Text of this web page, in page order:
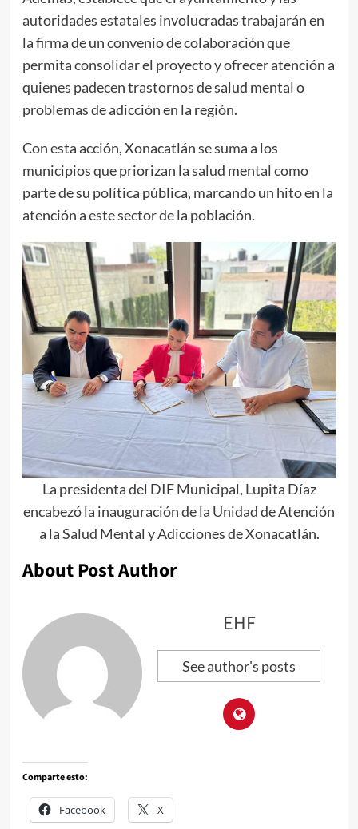
autoridades estatales involucradas trabajarán en
la firma de un convenio de colaboración que
permita consolidar el proyecto y ofrecer atención a
quienes padecen trastornos de salud mental o
problemas de adicción en la región.
Con esta acción, Xonacatlán se suma a los
municipios que priorizan la salud mental como
parte de su política pública, marcando un hito en la
atención a este sector de la población.
La presidenta del DIF Municipal, Lupita Díaz
encabezó la inauguración de la Unidad de Atención
a la Salud Mental y Adicciones de Xonacatlán.
About Post Author
EHF
See author's posts
Comparte esto:
Facebook X